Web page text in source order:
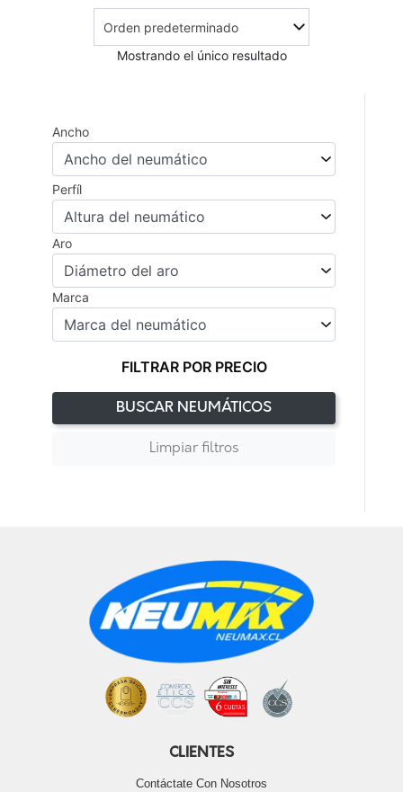
Mostrando el único resultado
Ancho
Perfíl
Aro
Marca
FILTRAR POR PRECIO
BUSCAR NEUMÁTICOS
Limpiar filtros
CLIENTES
Contáctate Con Nosotros